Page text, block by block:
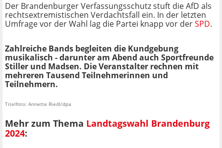
Der Brandenburger Verfassungsschutz stuft die AfD als
rechtsextremistischen Verdachtsfall ein. In der letzten
Umfrage vor der Wahl lag die Partei knapp vor derSPD.
Zahlreiche Bands begleiten die Kundgebung
musikalisch - darunter am Abend auch Sportfreunde
Stiller und Madsen. Die Veranstalter rechnen mit
mehreren Tausend Teilnehmerinnen und
Teilnehmern.
Titelfoto: Annette Riedl/dpa
Mehr zum Thema Landtagswahl Brandenburg
2024: